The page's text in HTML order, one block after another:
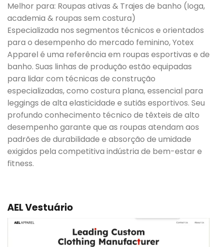
Melhor para: Roupas ativas & Trajes de banho (Ioga,
academia & roupas sem costura)
Especializada nos segmentos técnicos e orientados
para o desempenho do mercado feminino, Yotex
Apparel é uma referência em roupas esportivas e de
banho. Suas linhas de produção estão equipadas
para lidar com técnicas de construção
especializadas, como costura plana, essencial para
leggings de alta elasticidade e sutiãs esportivos. Seu
profundo conhecimento técnico de têxteis de alto
desempenho garante que as roupas atendam aos
padrões de durabilidade e absorção de umidade
exigidos pela competitiva indústria de bem-estar e
fitness.
AEL Vestuário